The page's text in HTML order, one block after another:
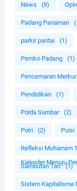
News (9)
Padang Pariaman
parkir pantai (1)
Pemko Padang (1)
Pencemaran
Pendidikan (1)
Polda Sumbar (2)
Polri (2) Puisi
Refleksi Muharram
Kalender Menuju
Sambutan Tari (1)
Sistem Kapitalisme